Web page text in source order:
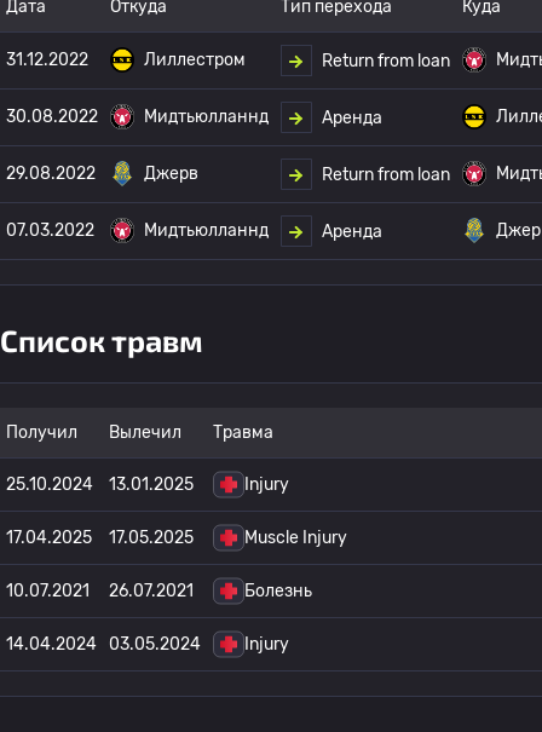
Дата Откуда Тип перехода Куда
31.12.2022 Лиллестром Return from loan
30.08.2022 Мидтьюлланнд Аренда
29.08.2022 Джерв Return from loan
07.03.2022 Мидтьюлланнд Аренда
Список травм
Получил Вылечил Травма
25.10.2024 13.01.2025 Injury
17.04.2025 17.05.2025 Muscle Injury
10.07.2021 26.07.2021 Болезнь
14.04.2024 03.05.2024 Injury